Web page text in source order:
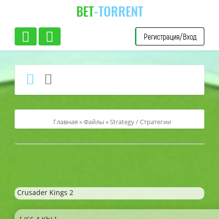
BET-TORRENT
Регистрация/Вход
Главная »Файлы »Strategy / Стратегии
Crusader Kings 2